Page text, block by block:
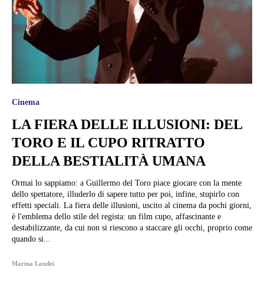
Cinema
LA FIERA DELLE ILLUSIONI: DEL
TORO E IL CUPO RITRATTO
DELLA BESTIALITÀ UMANA
Ormai lo sappiamo: a Guillermo del Toro piace giocare con la mente
dello spettatore, illuderlo di sapere tutto per poi, infine, stupirlo con
effetti speciali. La fiera delle illusioni, uscito al cinema da pochi giorni,
è l'emblema dello stile del regista: un film cupo, affascinante e
destabilizzante, da cui non si riescono a staccare gli occhi, proprio come
quando si...
Marina Londei